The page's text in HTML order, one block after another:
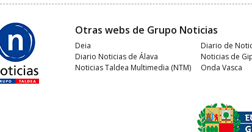
Otras webs de Grupo Noticias
Deia
Diario de
Diario Noticias de Álava
Noticias de
Noticias Taldea Multimedia (NTM)
Onda Vasca